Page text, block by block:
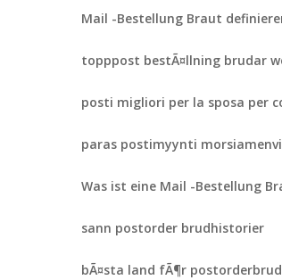
Mail -Bestellung Braut
topppost bestÃ¤llning brudar
posti migliori per la sposa per
paras postimyynti
Was ist eine Mail -Bestellung
sann postorder brudhistorier
bÃ¤sta land fÃ¶r postorderbrud